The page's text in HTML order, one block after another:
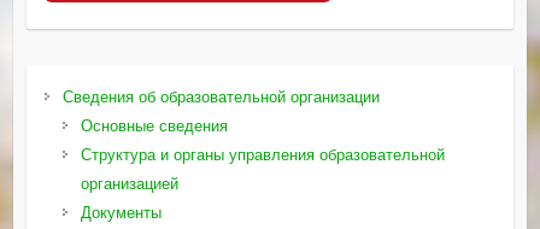
Сведения об образовательной организации
Основные сведения
Структура и органы управления образовательной
организацией
Документы